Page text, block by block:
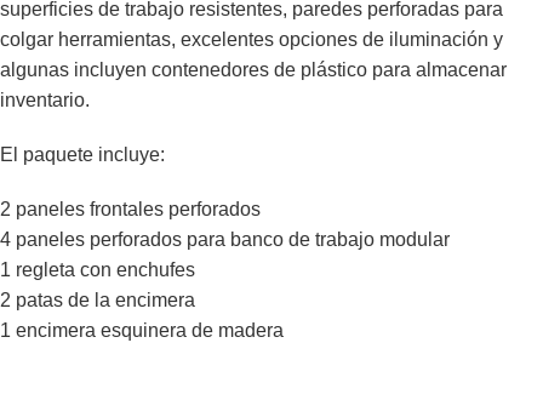
superficies de trabajo resistentes, paredes perforadas para
colgar herramientas, excelentes opciones de iluminación y
algunas incluyen contenedores de plástico para almacenar
inventario.
El paquete incluye:
2 paneles frontales perforados
4 paneles perforados para banco de trabajo modular
1 regleta con enchufes
2 patas de la encimera
1 encimera esquinera de madera